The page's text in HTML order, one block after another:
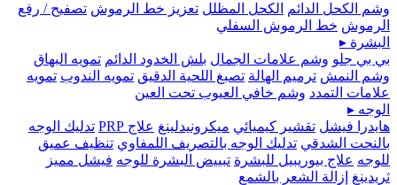
وشم الكحل الدائم
الكحل المظلل تعزيز خط الرموش تصفيح / رفع
الرموش خط الرموش السفلي
البشرة ▸
بي بي جلو وشم علامات الجمال بلش الخدود الدائم تمويه البهاق
وشم النمش ترميم الهالة تصبغ اللحية الدقيق تمويه الندوب تمويه
علامات التمدد وشم خافي العيوب تحت العين
الوجه ▸
هايدرا فيشل تقشير كيميائي ميكرونيدلينغ علاج PRP
تدليك الوجه
بالنحت الشدقي تدليك الوجه بالتصريف اللمفاوي تنظيف عميق
للوجه علاج بيوريبيل للبشرة تبييض البشرة للوجه فيشل مميز
ثريدينغ إزالة الشعر بالشمع